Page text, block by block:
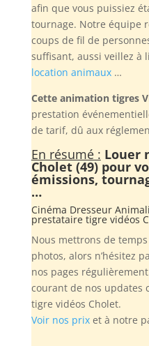
afin que vous puissiez
tournage. Notre équipe
coups de fil de
suffisant, aussi veillez à
location animaux…
Cette animation tigres
prestation
de tarif, dû aux
En résumé : Louer
Cholet (49) pour
émissions,
…
Cinéma Dresseur
prestataire tigre vidéos
Nous mettrons de
photos, alors n’hésitez
nos pages
courant de nos updates
tigre vidéos Cholet.
Voir nos prixet à notre